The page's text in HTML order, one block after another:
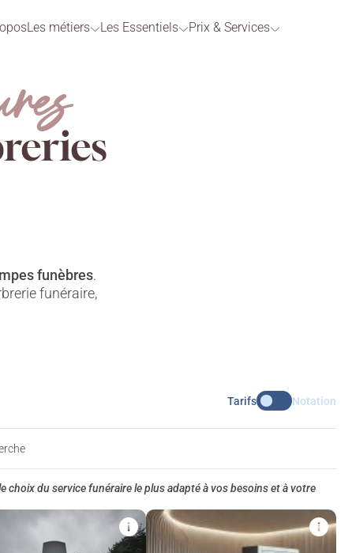
Les métiers Les Essentiels Prix & Services
funèbres.
funéraire,
Tarifs Notation
choix du service funéraire le plus adapté à vos besoins et à votre